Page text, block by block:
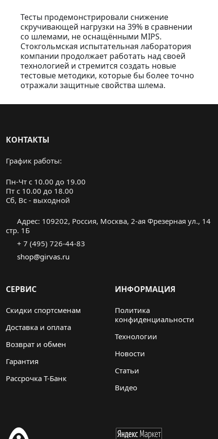
Тесты продемонстрировали снижение
скручивающей нагрузки на 39% в сравнении
со шлемами, не оснащёнными MIPS.
Стокгольмская испытательная лаборатория
компании продолжает работать над своей
технологией и стремится создать новые
тестовые методики, которые бы более точно
отражали защитные свойства шлема.
КОНТАКТЫ
График работы:
Пн-Чт с 10.00 до 19.00
Пт с 10.00 до 18.00
Cб, Вс - выходной
Адрес: 109202, Россия, Москва, 2-ая Фрезерная ул., 14
стр. 1Б
+ 7 (495) 726-44-83
shop@girvas.ru
СЕРВИС
Скидки спортсменам
Доставка и оплата
Возврат и обмен
Гарантия
Рассрочка Т-Банк
ИНФОРМАЦИЯ
Политика
конфиденциальности
Технологии
Новости
Статьи
Видео